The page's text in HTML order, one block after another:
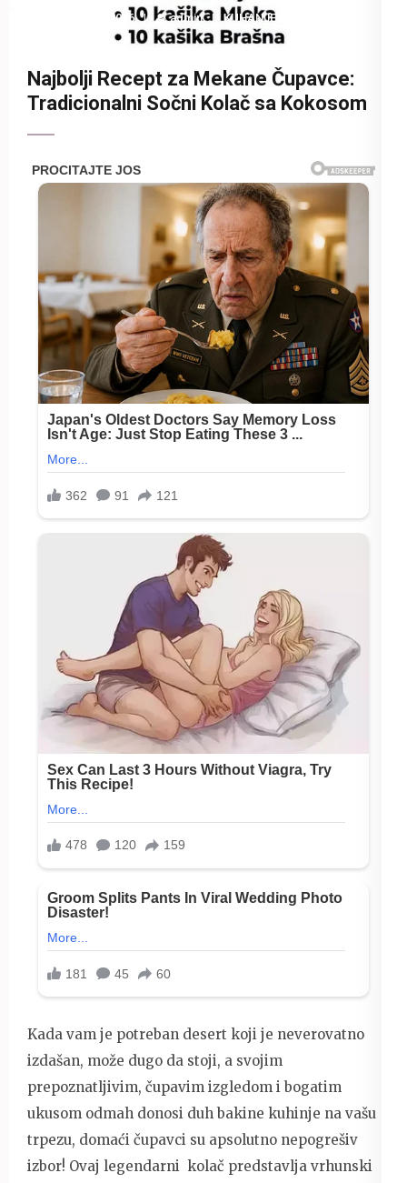
9 June 2026 admin KUHANJE
Najbolji Recept za Mekane Čupavce:
Tradicionalni Sočni Kolač sa Kokosom
Kada vam je potreban desert koji je neverovatno
izdašan, može dugo da stoji, a svojim
prepoznatljivim, čupavim izgledom i bogatim
ukusom odmah donosi duh bakine kuhinje na vašu
trpezu, domaći čupavci su apsolutno nepogrešiv
izbor! Ovaj legendarni kolač predstavlja vrhunski